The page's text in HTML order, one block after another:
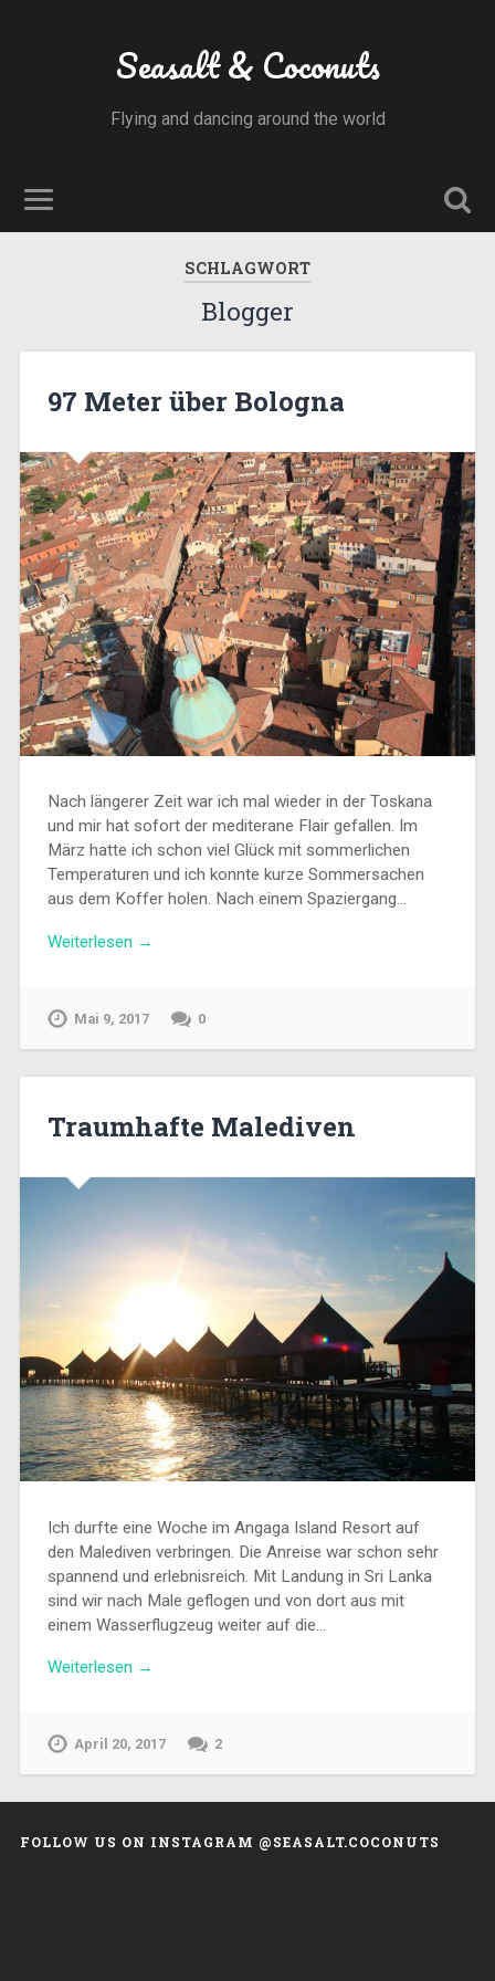
Seasalt & Coconuts
Flying and dancing around the world
SCHLAGWORT
Blogger
97 Meter über Bologna
Nach längerer Zeit war ich mal wieder in der Toskana
und mir hat sofort der mediterane Flair gefallen. Im
März hatte ich schon viel Glück mit sommerlichen
Temperaturen und ich konnte kurze Sommersachen
aus dem Koffer holen. Nach einem Spaziergang…
Weiterlesen →
Mai 9, 2017 0
Traumhafte Malediven
Ich durfte eine Woche im Angaga Island Resort auf
den Malediven verbringen. Die Anreise war schon sehr
spannend und erlebnisreich. Mit Landung in Sri Lanka
sind wir nach Male geflogen und von dort aus mit
einem Wasserflugzeug weiter auf die…
Weiterlesen →
April 20, 2017 2
FOLLOW US ON INSTAGRAM @SEASALT.COCONUTS